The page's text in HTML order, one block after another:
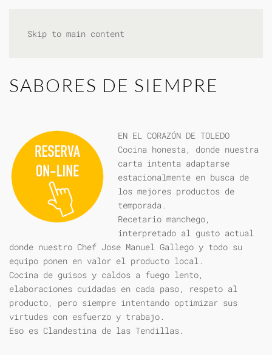
Skip to main content
SABORES DE SIEMPRE
EN EL CORAZÓN DE TOLEDO
Cocina honesta, donde nuestra
carta intenta adaptarse
estacionalmente en busca de
los mejores productos de
temporada.
Recetario manchego,
interpretado al gusto actual
donde nuestro Chef Jose Manuel Gallego y todo su
equipo ponen en valor el producto local.
Cocina de guisos y caldos a fuego lento,
elaboraciones cuidadas en cada paso, respeto al
producto, pero siempre intentando optimizar sus
virtudes con esfuerzo y trabajo.
Eso es Clandestina de las Tendillas.